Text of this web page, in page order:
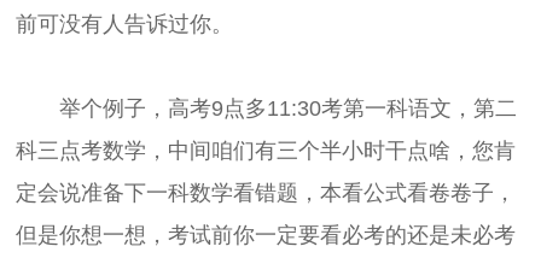
前可没有人告诉过你。
举个例子，高考9点多11:30考第一科语文，第二
科三点考数学，中间咱们有三个半小时干点啥，您肯
定会说准备下一科数学看错题，本看公式看卷卷子，
但是你想一想，考试前你一定要看必考的还是未必考